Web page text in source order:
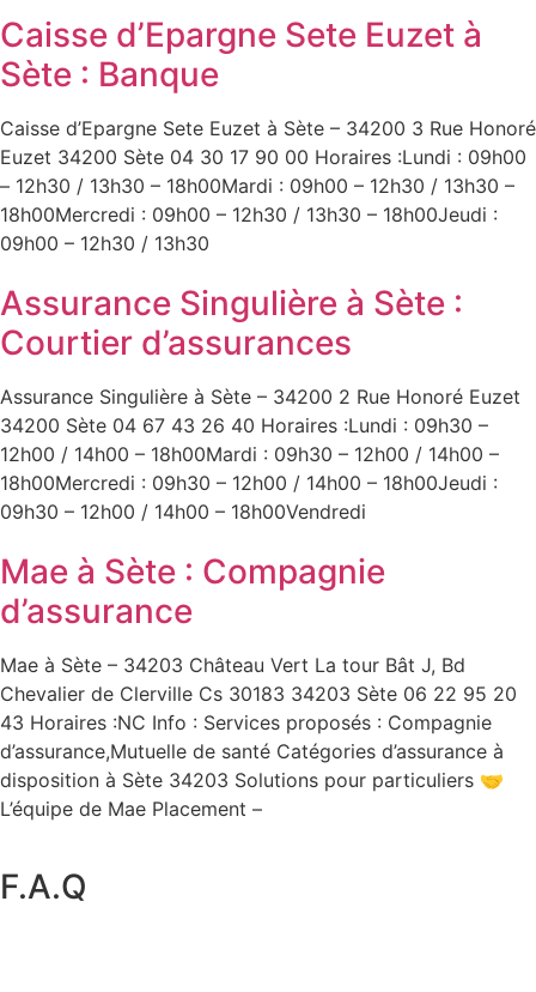
Caisse d’Epargne Sete Euzet à
Sète : Banque
Caisse d’Epargne Sete Euzet à Sète – 34200 3 Rue Honoré
Euzet 34200 Sète 04 30 17 90 00 Horaires :Lundi : 09h00
– 12h30 / 13h30 – 18h00Mardi : 09h00 – 12h30 / 13h30 –
18h00Mercredi : 09h00 – 12h30 / 13h30 – 18h00Jeudi :
09h00 – 12h30 / 13h30
Assurance Singulière à Sète :
Courtier d’assurances
Assurance Singulière à Sète – 34200 2 Rue Honoré Euzet
34200 Sète 04 67 43 26 40 Horaires :Lundi : 09h30 –
12h00 / 14h00 – 18h00Mardi : 09h30 – 12h00 / 14h00 –
18h00Mercredi : 09h30 – 12h00 / 14h00 – 18h00Jeudi :
09h30 – 12h00 / 14h00 – 18h00Vendredi
Mae à Sète : Compagnie
d’assurance
Mae à Sète – 34203 Château Vert La tour Bât J, Bd
Chevalier de Clerville Cs 30183 34203 Sète 06 22 95 20
43 Horaires :NC Info : Services proposés : Compagnie
d’assurance,Mutuelle de santé Catégories d’assurance à
disposition à Sète 34203 Solutions pour particuliers 🤝
L’équipe de Mae Placement –
F.A.Q